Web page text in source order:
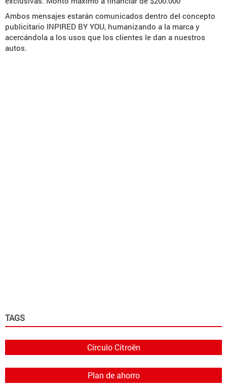
Ambos mensajes estarán comunicados dentro del concepto
publicitario INPIRED BY YOU, humanizando a la marca y
acercándola a los usos que los clientes le dan a nuestros
autos.
TAGS
Círculo Citroën
Plan de ahorro